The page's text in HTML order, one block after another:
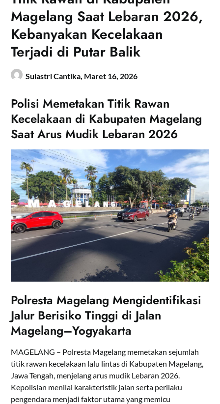
Magelang Saat Lebaran 2026,
Kebanyakan Kecelakaan
Terjadi di Putar Balik
Sulastri Cantika, Maret 16, 2026
Polisi Memetakan Titik Rawan
Kecelakaan di Kabupaten Magelang
Saat Arus Mudik Lebaran 2026
Polresta Magelang Mengidentifikasi
Jalur Berisiko Tinggi di Jalan
Magelang–Yogyakarta
MAGELANG – Polresta Magelang memetakan sejumlah
titik rawan kecelakaan lalu lintas di Kabupaten Magelang,
Jawa Tengah, menjelang arus mudik Lebaran 2026.
Kepolisian menilai karakteristik jalan serta perilaku
pengendara menjadi faktor utama yang memicu